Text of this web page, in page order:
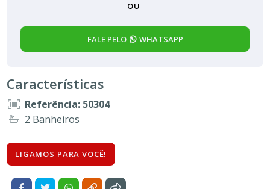
ENVIAR MENSAGEM
OU
Características
2 Banheiros
LIGAMOS PARA VOCÊ!